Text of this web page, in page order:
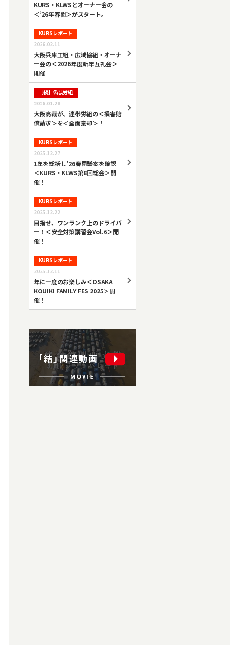
KURS・KLWSとオーナー会の
＜’26年春闘＞がスタート。
KURSレポート
2026.02.11
大阪兵庫工組・広域協組・オーナ
ー会の＜2026年度新年互礼会＞
開催
［続］偽装労組
2026.01.28
大阪高裁が、連帯労組の＜損害賠
償請求＞を＜全面棄却＞！
KURSレポート
2025.12.27
1年を総括し’26春闘議案を確認
＜KURS・KLWS第8回総会＞開
催！
KURSレポート
2025.12.22
目指せ、ワンランク上のドライバ
ー！＜安全対策講習会Vol.6＞開
催！
KURSレポート
2025.12.11
年に一度のお楽しみ＜OSAKA
KOUIKI FAMILY FES 2025＞開
催！